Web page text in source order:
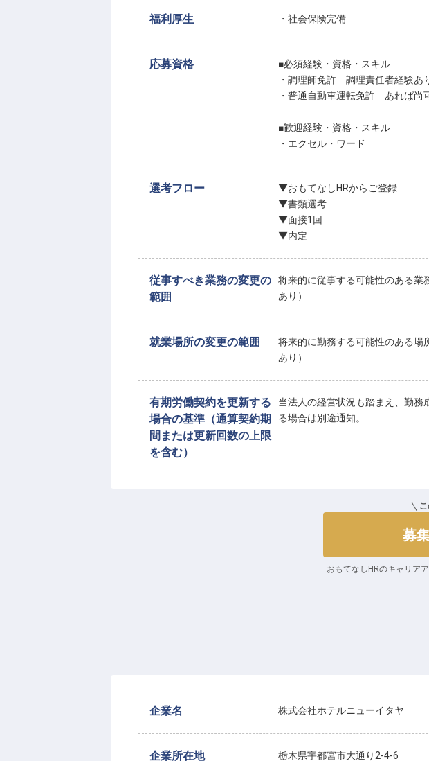
福利厚生 ・社会保険完備
応募資格
■必須経験・資格・スキル
・調理師免許 調理責任者経験あ
・普通自動車運転免許 あれば尚
■歓迎経験・資格・スキル
・エクセル・ワード
選考フロー
▼おもてなしHRからご登録
▼書類選考
▼面接1回
▼内定
従事すべき業務の変更の
範囲
将来的に従事する可能性のある業
あり）
就業場所の変更の範囲
将来的に勤務する可能性のある場
あり）
有期労働契約を更新する
場合の基準（通算契約期
間または更新回数の上限
を含む）
当法人の経営状況も踏まえ、勤務
る場合は別途通知。
募
おもてなしHRのキャリア
企業名 株式会社ホテルニューイタヤ
企業所在地 栃木県宇都宮市大通り2-4-6